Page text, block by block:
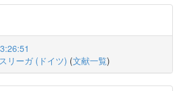
リーガ (ドイツ) (文献一覧)